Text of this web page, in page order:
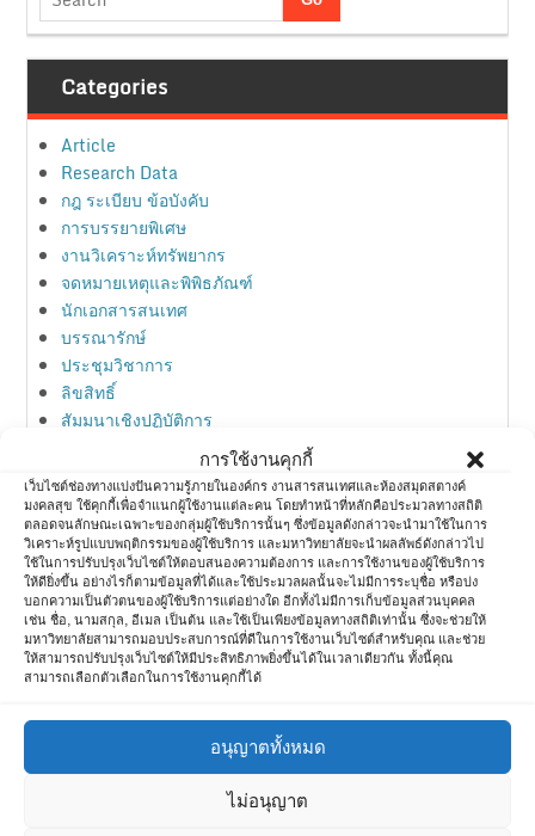
การใช้งานคุกกี้
เว็บไซต์ช่องทางแบ่งปันความรู้ภายในองค์กร งานสารสนเทศและห้องสมุดสตางค์
มงคลสุข ใช้คุกกี้เพื่อจำแนกผู้ใช้งานแต่ละคน โดยทำหน้าที่หลักคือประมวลทางสถิติ
ตลอดจนลักษณะเฉพาะของกลุ่มผู้ใช้บริการนั้นๆ ซึ่งข้อมูลดังกล่าวจะนำมาใช้ในการ
วิเคราะห์รูปแบบพฤติกรรมของผู้ใช้บริการ และมหาวิทยาลัยจะนำผลลัพธ์ดังกล่าวไป
ใช้ในการปรับปรุงเว็บไซต์ให้ตอบสนองความต้องการ และการใช้งานของผู้ใช้บริการ
ให้ดียิ่งขึ้น อย่างไรก็ตามข้อมูลที่ได้และใช้ประมวลผลนั้นจะไม่มีการระบุชื่อ หรือบ่ง
บอกความเป็นตัวตนของผู้ใช้บริการแต่อย่างใด อีกทั้งไม่มีการเก็บข้อมูลส่วนบุคคล
เช่น ชื่อ, นามสกุล, อีเมล เป็นต้น และใช้เป็นเพียงข้อมูลทางสถิติเท่านั้น ซึ่งจะช่วยให้
มหาวิทยาลัยสามารถมอบประสบการณ์ที่ดีในการใช้งานเว็บไซต์สำหรับคุณ และช่วย
ให้สามารถปรับปรุงเว็บไซต์ให้มีประสิทธิภาพยิ่งขึ้นได้ในเวลาเดียวกัน ทั้งนี้คุณ
สามารถเลือกตัวเลือกในการใช้งานคุกกี้ได้
อนุญาตทั้งหมด
ไม่อนุญาต
Categories
Article
Research Data
กฎ ระเบียบ ข้อบังคับ
การบรรยายพิเศษ
งานวิเคราะห์ทรัพยากร
จดหมายเหตุและพิพิธภัณฑ์
นักเอกสารสนเทศ
บรรณารักษ์
ประชุมวิชาการ
ลิขสิทธิ์
สัมมนาเชิงปฏิบัติการ
สื่อสังคมออนไลน์
ห้องสมุด
ห้องสมุดกับการตลาด
อบรมวิชาการ
ไอที
Meta
Log in
Comments feed